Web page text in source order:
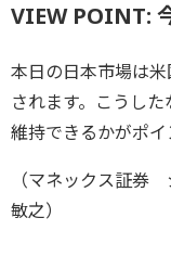
VIEW POINT:
本日の日本市場は
されます。こうし
維持できるかがポイ
（マネックス証券
敏之）